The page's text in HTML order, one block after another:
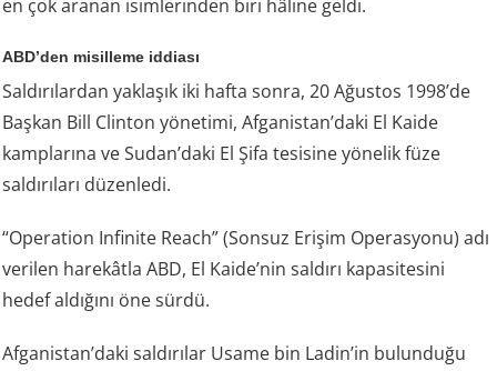
en çok aranan isimlerinden biri hâline geldi.
ABD’den misilleme iddiası
Saldırılardan yaklaşık iki hafta sonra, 20 Ağustos 1998’de
Başkan Bill Clinton yönetimi, Afganistan’daki El Kaide
kamplarına ve Sudan’daki El Şifa tesisine yönelik füze
saldırıları düzenledi.
“Operation Infinite Reach” (Sonsuz Erişim Operasyonu) adı
verilen harekâtla ABD, El Kaide’nin saldırı kapasitesini
hedef aldığını öne sürdü.
Afganistan’daki saldırılar Usame bin Ladin’in bulunduğu